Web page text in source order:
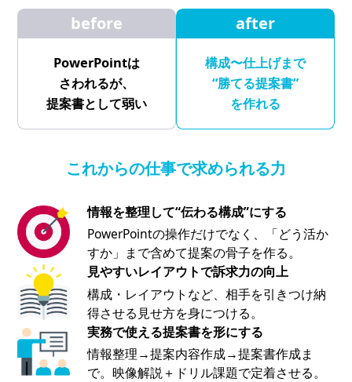
before
PowerPointは
さわれるが、
提案書として弱い
after
構成〜仕上げまで
“勝てる提案書”
を作れる
これからの仕事で求められる力
情報を整理して“伝わる構成”にする
PowerPointの操作だけでなく、「どう活か
すか」まで含めて提案の骨子を作る。
見やすいレイアウトで訴求力の向上
構成・レイアウトなど、相手を引きつけ納
得させる見せ方を身につける。
実務で使える提案書を形にする
情報整理→提案内容作成→提案書作成ま
で。映像解説＋ドリル課題で定着させる。